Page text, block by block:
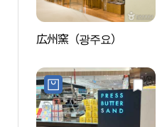
広州窯（광주요）